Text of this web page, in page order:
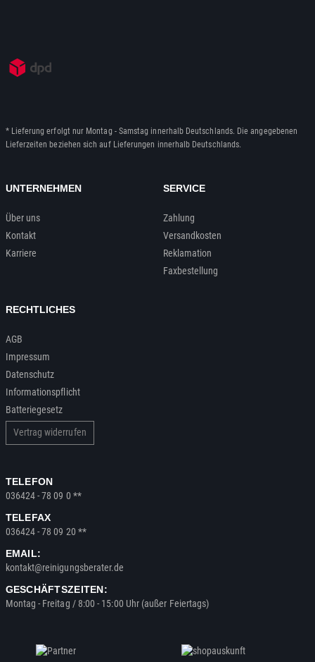
* Lieferung erfolgt nur Montag - Samstag innerhalb Deutschlands. Die angegebenen
Lieferzeiten beziehen sich auf Lieferungen innerhalb Deutschlands.
UNTERNEHMEN
Über uns
Kontakt
Karriere
SERVICE
Zahlung
Versandkosten
Reklamation
Faxbestellung
RECHTLICHES
AGB
Impressum
Datenschutz
Informationspflicht
Batteriegesetz
Vertrag widerrufen
TELEFON
036424 - 78 09 0 **
TELEFAX
036424 - 78 09 20 **
EMAIL:
kontakt@reinigungsberater.de
GESCHÄFTSZEITEN:
Montag - Freitag / 8:00 - 15:00 Uhr (außer Feiertags)